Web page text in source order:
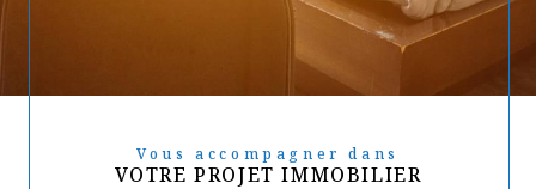
Vous accompagner dans
VOTRE PROJET IMMOBILIER